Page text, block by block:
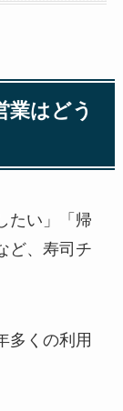
業はどう
たい」「帰
ど、寿司チ
多くの利用